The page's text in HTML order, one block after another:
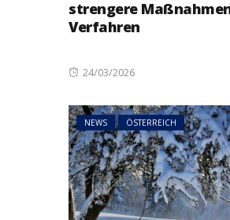
strengere
Verfahren
Posted
24/03/2026
NEWS ÖSTERREICH